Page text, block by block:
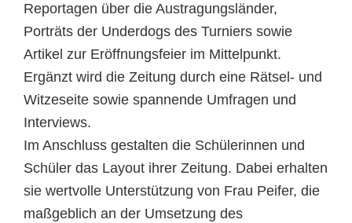
Reportagen über die Austragungsländer,
Porträts der Underdogs des Turniers sowie
Artikel zur Eröffnungsfeier im Mittelpunkt.
Ergänzt wird die Zeitung durch eine Rätsel- und
Witzeseite sowie spannende Umfragen und
Interviews.
Im Anschluss gestalten die Schülerinnen und
Schüler das Layout ihrer Zeitung. Dabei erhalten
sie wertvolle Unterstützung von Frau Peifer, die
maßgeblich an der Umsetzung des